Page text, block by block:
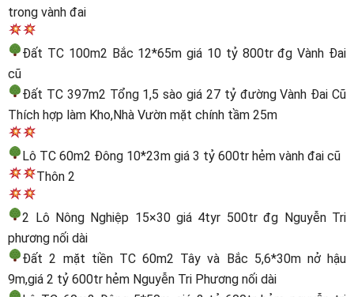
trong vành đai
Đất TC 100m2 Bắc 12*65m giá 10 tỷ 800tr đg Vành Đai
cũ
Đất TC 397m2 Tổng 1,5 sào giá 27 tỷ đường Vành Đai Cũ
Thích hợp làm Kho,Nhà Vườn mặt chính tầm 25m
Lô TC 60m2 Đông 10*23m giá 3 tỷ 600tr hẻm vành đai cũ
Thôn 2
2 Lô Nông Nghiệp 15×30 giá 4tyr 500tr đg Nguyễn Tri
phương nối dài
Đất 2 mặt tiền TC 60m2 Tây và Bắc 5,6*30m nở hậu
9m,giá 2 tỷ 600tr hẻm Nguyễn Tri Phương nối dài